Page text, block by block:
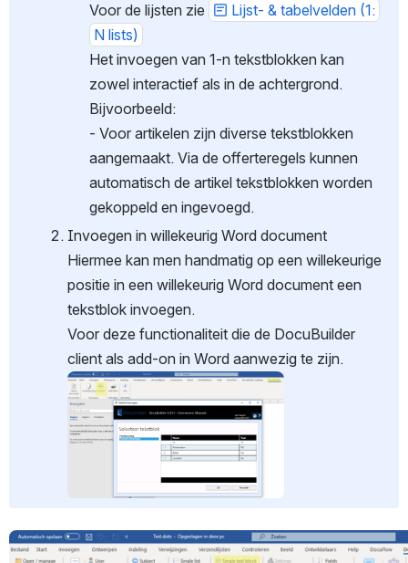
Voor de lijsten zie
Lijst- & tabelvelden (1:
N lists)
Het invoegen van 1-n tekstblokken kan
zowel interactief als in de achtergrond.
Bijvoorbeeld:
- Voor artikelen zijn diverse tekstblokken
aangemaakt. Via de offerteregels kunnen
automatisch de artikel tekstblokken worden
gekoppeld en ingevoegd.
Invoegen in willekeurig Word document
Hiermee kan men handmatig op een willekeurige
positie in een willekeurig Word document een
tekstblok invoegen.
Voor deze functionaliteit die de DocuBuilder
client als add-on in Word aanwezig te zijn.
Open
Open